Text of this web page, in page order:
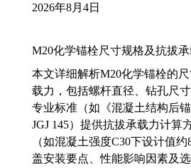
2026年8月4日
M20化学锚栓尺寸规格及抗拔
本文详细解析M20化学锚栓的
载力，包括螺杆直径、钻孔尺
专业标准（如《混凝土结构后锚
JGJ 145）提供抗拔承载力计算
（如混凝土强度C30下设计值
盖安装要点、性能影响因素及